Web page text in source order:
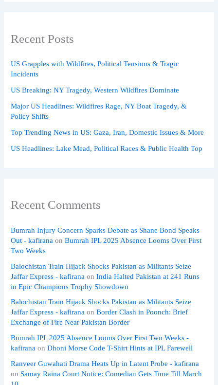
Recent Posts
US Grapples with Wildfires, Political Tensions & Tragic
Incidents
US Breaking: NY Tragedy, Western Wildfires Dominate
Major US Headlines: Wildfires Rage, NY Boat Tragedy, &
Policy Shifts
Top Trending News in US: Gaza, Iran, Domestic Issues & More
US Headlines: Lake Mead, Political Races & Public Health Top
Recent Comments
Bumrah Injury Concern Sparks Debate as Shane Bond Speaks
Out - kafirana onBumrah IPL 2025 Absence Looms Over First
Two Weeks
Balochistan Train Hijack Shocks Pakistan as Militants Seize
Jaffar Express - kafirana onIndia Halted Pakistan at 241 Runs
in Epic Champions Trophy Showdown
Balochistan Train Hijack Shocks Pakistan as Militants Seize
Jaffar Express - kafirana onBorder Clash in Poonch: Brief
Exchange of Fire Near Pakistan Border
Bumrah IPL 2025 Absence Looms Over First Two Weeks -
kafirana onDhoni Morse Code T-Shirt Hints at IPL Farewell
Ranveer Guwahati Drama Heats Up in Latent Probe - kafirana
on Samay Raina Court Notice: Comedian Gets Time Till March